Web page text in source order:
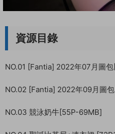
資源目錄
NO.01 [Fantia] 2022年07月圖
NO.02 [Fantia] 2022年09月圖
NO.03 競泳奶牛[55P-69MB]